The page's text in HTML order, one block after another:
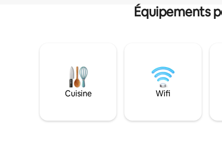
Équipements
Cuisine Wifi